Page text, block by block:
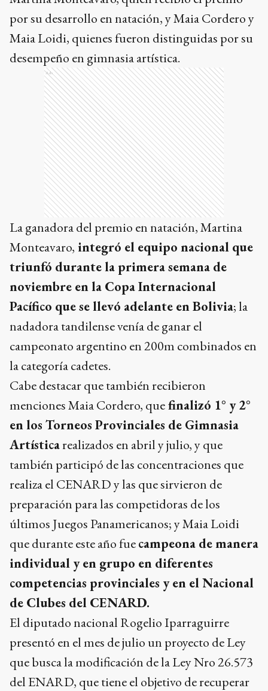
por su desarrollo en natación, y Maia Cordero y
Maia Loidi, quienes fueron distinguidas por su
desempeño en gimnasia artística.
Ads
La ganadora del premio en natación, Martina
Monteavaro, integró el equipo nacional que
triunfó durante la primera semana de
noviembre en la Copa Internacional
Pacífico que se llevó adelante en Bolivia; la
nadadora tandilense venía de ganar el
campeonato argentino en 200m combinados en
la categoría cadetes.
Cabe destacar que también recibieron
menciones Maia Cordero, quefinalizó 1° y 2°
en los Torneos Provinciales de Gimnasia
Artísticarealizados en abril y julio, y que
también participó de las concentraciones que
realiza el CENARD y las que sirvieron de
preparación para las competidoras de los
últimos Juegos Panamericanos; y Maia Loidi
que durante este año fuecampeona de manera
individual y en grupo en diferentes
competencias provinciales y en el Nacional
de Clubes del CENARD.
El diputado nacional Rogelio Iparraguirre
presentó en el mes de julio un proyecto de Ley
que busca la modificación de la Ley Nro 26.573
del ENARD, que tiene el objetivo de recuperar